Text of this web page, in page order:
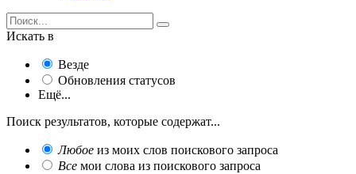
Искать в
Везде
Обновления статусов
Ещё...
Поиск результатов, которые содержат...
Любое из моих слов поискового запроса
Все мои слова из поискового запроса